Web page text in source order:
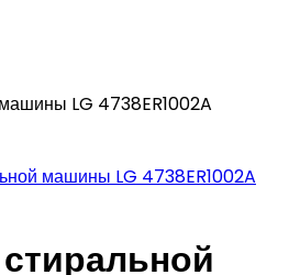
LG 4738ER1002A
машины LG 4738ER1002A